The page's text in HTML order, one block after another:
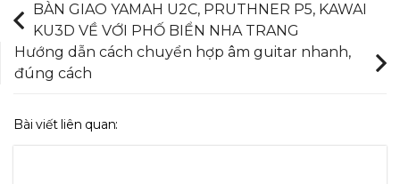
BÀN GIAO YAMAH U2C, PRUTHNER P5, KAWAI
KU3D VỀ VỚI PHỐ BIỂN NHA TRANG
Hướng dẫn cách chuyển hợp âm guitar nhanh,
đúng cách
Bài viết liên quan: